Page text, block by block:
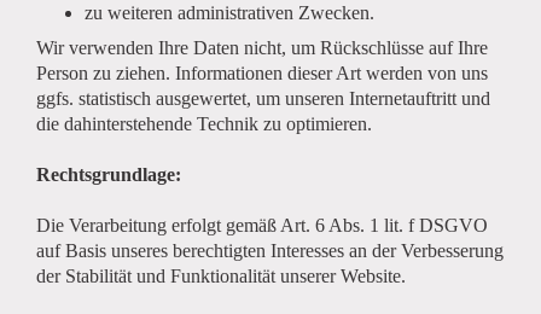
zu weiteren administrativen Zwecken.
Wir verwenden Ihre Daten nicht, um Rückschlüsse auf Ihre
Person zu ziehen. Informationen dieser Art werden von uns
ggfs. statistisch ausgewertet, um unseren Internetauftritt und
die dahinterstehende Technik zu optimieren.
Rechtsgrundlage:
Die Verarbeitung erfolgt gemäß Art. 6 Abs. 1 lit. f DSGVO
auf Basis unseres berechtigten Interesses an der Verbesserung
der Stabilität und Funktionalität unserer Website.